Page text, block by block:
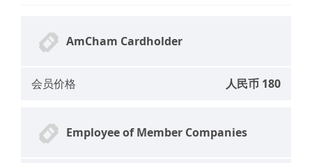
AmCham Cardholder
会员价格 人民币 180
Employee of Member Companies